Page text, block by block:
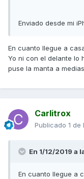
Enviado desde mi
En cuanto llegue a
Yo ni con el delante lo
puse la manta a
Carlitrox
Publicado 1 de
En 1/12/2019 a
En cuanto llegue a